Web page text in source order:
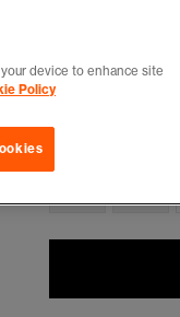
device to enhance site
Policy